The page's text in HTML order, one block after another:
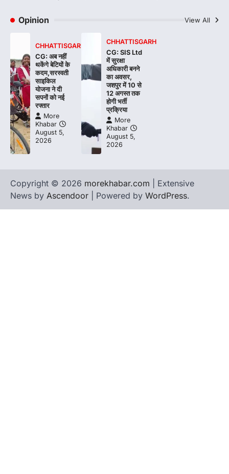
Opinion View All
CHHATTISGARH
CG: अब नहीं
थकेंगे बेटियों के
कदम,सरस्वती
साइकिल
योजना ने दी
सपनों को नई
रफ्तार
More
Khabar
August 5,
2026
CHHATTISGARH
CG: SIS Ltd
में सुरक्षा
अधिकारी बनने
का अवसर,
जशपुर में 10 से
12 अगस्त तक
होगी भर्ती
प्रक्रिया
More
Khabar
August 5,
2026
Copyright © 2026 morekhabar.com | Extensive
News by Ascendoor | Powered by WordPress.